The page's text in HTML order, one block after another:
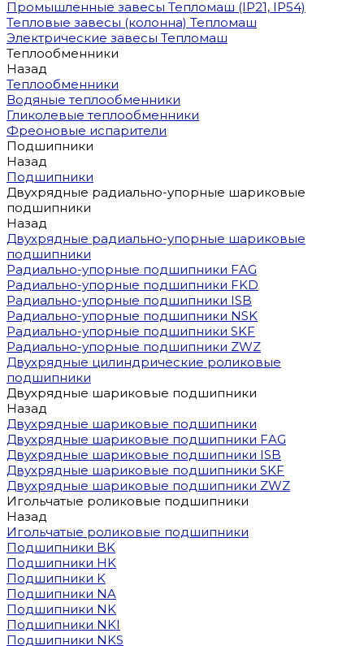
Промышленные завесы Тепломаш (IP21, IP54)
Тепловые завесы (колонна) Тепломаш
Электрические завесы Тепломаш
Теплообменники
Назад
Теплообменники
Водяные теплообменники
Гликолевые теплообменники
Фреоновые испарители
Подшипники
Назад
Подшипники
Двухрядные радиально-упорные шариковые
подшипники
Назад
Двухрядные радиально-упорные шариковые
подшипники
Радиально-упорные подшипники FAG
Радиально-упорные подшипники FKD
Радиально-упорные подшипники ISB
Радиально-упорные подшипники NSK
Радиально-упорные подшипники SKF
Радиально-упорные подшипники ZWZ
Двухрядные цилиндрические роликовые
подшипники
Двухрядные шариковые подшипники
Назад
Двухрядные шариковые подшипники
Двухрядные шариковые подшипники FAG
Двухрядные шариковые подшипники ISB
Двухрядные шариковые подшипники SKF
Двухрядные шариковые подшипники ZWZ
Игольчатые роликовые подшипники
Назад
Игольчатые роликовые подшипники
Подшипники BK
Подшипники HK
Подшипники K
Подшипники NA
Подшипники NK
Подшипники NKI
Подшипники NKS